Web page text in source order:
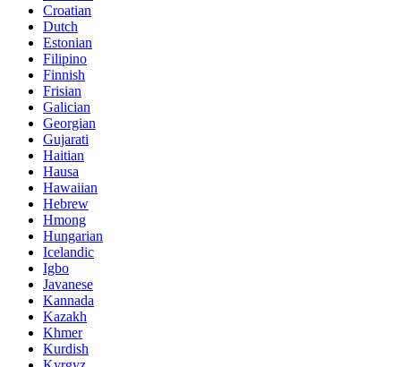
Croatian
Dutch
Estonian
Filipino
Finnish
Frisian
Galician
Georgian
Gujarati
Haitian
Hausa
Hawaiian
Hebrew
Hmong
Hungarian
Icelandic
Igbo
Javanese
Kannada
Kazakh
Khmer
Kurdish